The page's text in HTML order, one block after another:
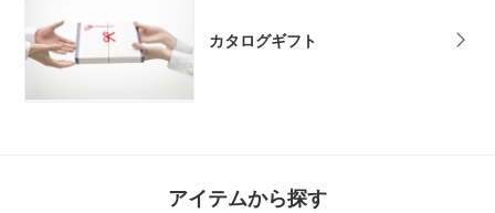
カタログギフト
アイテムから探す